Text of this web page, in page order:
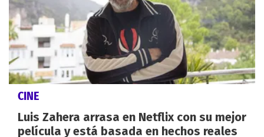
CINE
Luis Zahera arrasa en Netflix con su mejor
película y está basada en hechos reales